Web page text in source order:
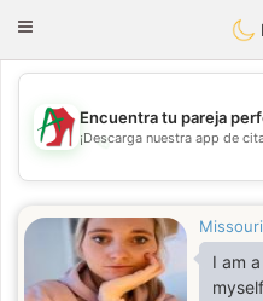
Toggle
💖
Encuentra tu pareja
¡Descarga nuestra app de
Missouri
I am